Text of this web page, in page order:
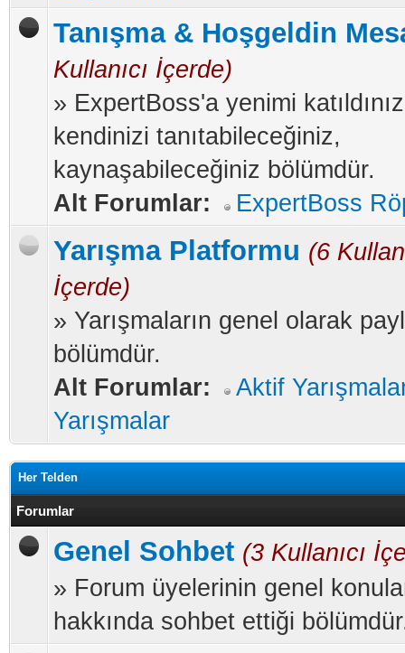
Tanışma & Hoşgeldin
Kullanıcı İçerde)
» ExpertBoss'a yenimi
kendinizi tanıtabileceğiniz,
kaynaşabileceğiniz bölümdür.
Alt Forumlar:
ExpertBoss
Yarışma Platformu (6
İçerde)
» Yarışmaların genel olarak
bölümdür.
Alt Forumlar:
Aktif
Yarışmalar
Her Telden
Forumlar
Genel Sohbet (3 Kullanıcı
» Forum üyelerinin genel
hakkında sohbet ettiği